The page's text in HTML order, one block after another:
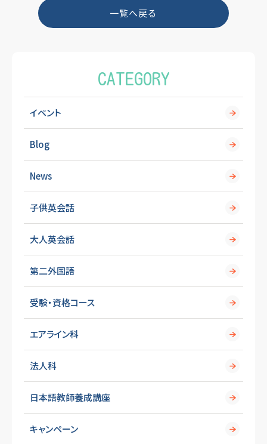
o
o
一覧へ戻る
CATEGORY
イベント
Blog
News
子供英会話
大人英会話
第二外国語
受験・資格コース
エアライン科
法人科
日本語教師養成講座
キャンペーン